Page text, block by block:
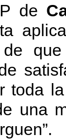
de
toda
una